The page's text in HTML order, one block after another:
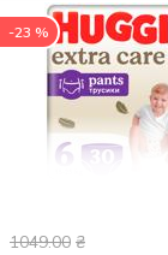
-23 %
1049.00 ₴